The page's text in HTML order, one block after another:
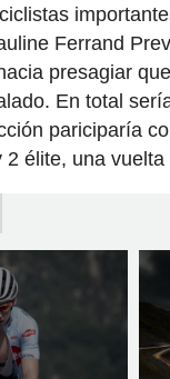
Ferrand
presagiar
En total
pariciparía
2 élite, una vuelta